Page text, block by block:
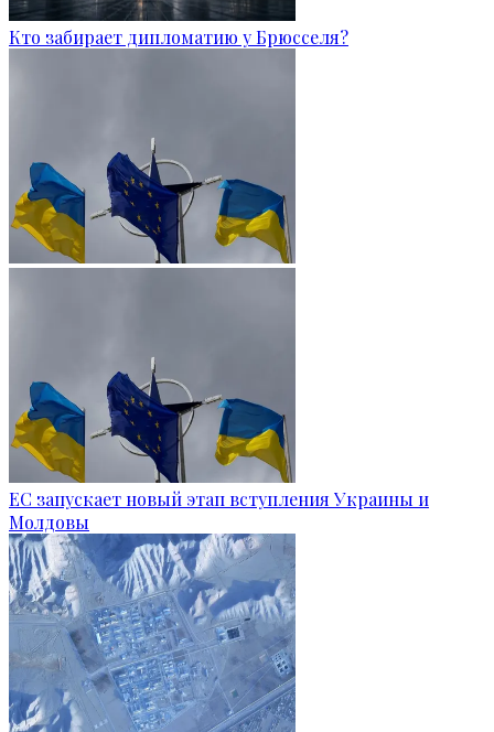
Кто забирает дипломатию у Брюсселя?
ЕС запускает новый этап вступления Украины и
Молдовы